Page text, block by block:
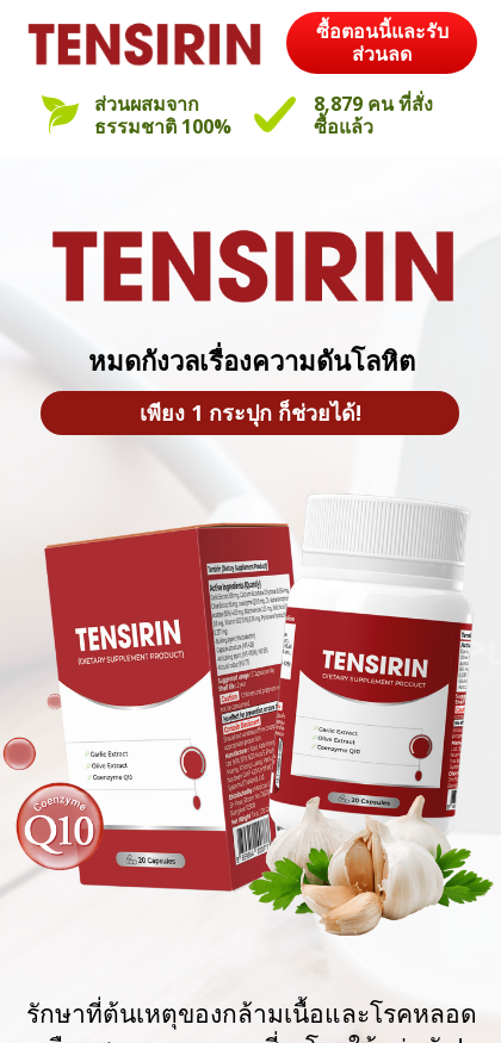
8,879 คน ที่สั่ง
ซื้อแล้ว
ส่วนผสมจาก
ธรรมชาติ 100%
ซื้อตอนนี้และรับ
ส่วนลด
รักษาที่ต้นเหตุของกล้ามเนื้อและโรคหลอด
หมดกังวลเรื่องความดันโลหิต
เพียง 1 กระปุก ก็ช่วยได้!